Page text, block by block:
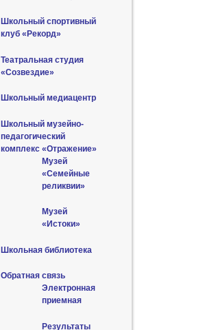
Школьный спортивный
клуб «Рекорд»
Театральная студия
«Созвездие»
Школьный медиацентр
Школьный музейно-
педагогический
комплекс «Отражение»
Музей
«Семейные
реликвии»
Музей
«Истоки»
Школьная библиотека
Обратная связь
Электронная
приемная
Результаты